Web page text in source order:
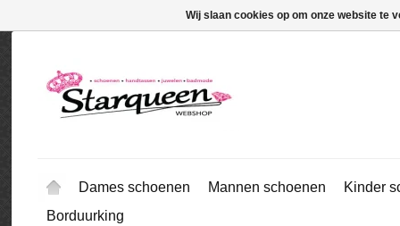
Dames schoenen Mannen schoenen
Kinder
Borduurking
Wij slaan cookies op om onze website te